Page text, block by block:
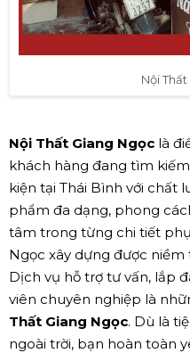
Nội
Nội Thất Giang Ngọc là
khách hàng đang tìm
kiện tại Thái Bình với chất
phẩm đa dạng, phong
tâm trong từng chi tiết
Ngọc xây dựng được
Dịch vụ hỗ trợ tư vấn, lắp
viên chuyên nghiệp là
Thất Giang Ngọc. Dù là
ngoài trời, bạn hoàn toàn